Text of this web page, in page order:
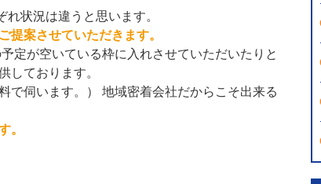
状況は違うと思います。
案させていただきます。
定が空いている枠に入れさせていただいたりと
ております。
で伺います。） 地域密着会社だからこそ出来る
。